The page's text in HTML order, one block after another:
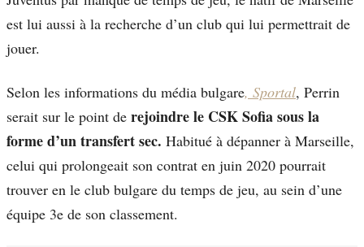
est lui aussi à la recherche d’un club qui lui permettrait de
jouer.
Selon les informations du média bulgare, Sportal, Perrin
serait sur le point de rejoindre le CSK Sofia sous la
forme d’un transfert sec. Habitué à dépanner à Marseille,
celui qui prolongeait son contrat en juin 2020 pourrait
trouver en le club bulgare du temps de jeu, au sein d’une
équipe 3e de son classement.